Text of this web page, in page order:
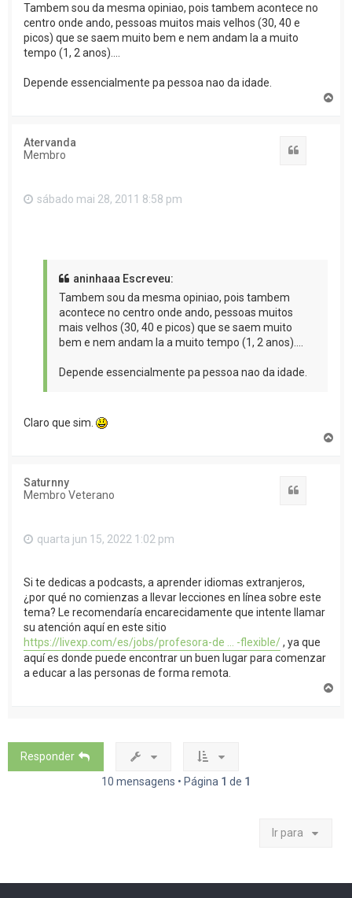
Tambem sou da mesma opiniao, pois tambem acontece no
centro onde ando, pessoas muitos mais velhos (30, 40 e
picos) que se saem muito bem e nem andam la a muito
tempo (1, 2 anos)....
Depende essencialmente pa pessoa nao da idade.
Atervanda
Membro
sábado mai 28, 2011 8:58 pm
aninhaaa Escreveu:
Tambem sou da mesma opiniao, pois tambem
acontece no centro onde ando, pessoas muitos
mais velhos (30, 40 e picos) que se saem muito
bem e nem andam la a muito tempo (1, 2 anos)....
Depende essencialmente pa pessoa nao da idade.
Claro que sim.
Saturnny
Membro Veterano
quarta jun 15, 2022 1:02 pm
Si te dedicas a podcasts, a aprender idiomas extranjeros,
¿por qué no comienzas a llevar lecciones en línea sobre este
tema? Le recomendaría encarecidamente que intente llamar
su atención aquí en este sitio
https://livexp.com/es/jobs/profesora-de ... -flexible/, ya que
aquí es donde puede encontrar un buen lugar para comenzar
a educar a las personas de forma remota.
Responder
10 mensagens • Página 1 de 1
Ir para